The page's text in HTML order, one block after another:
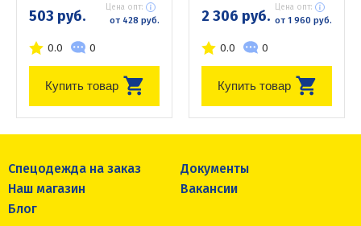
503 руб. Цена опт:
от 428 руб.
0.0 0
Купить товар
2 306 руб. Цена опт:
от 1 960 руб.
0.0 0
Купить товар
Спецодежда на заказ
Документы
Наш магазин
Вакансии
Блог